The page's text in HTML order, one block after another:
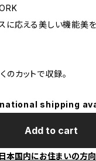
に応える美しい機能美
カットで収録。
shipping
Add to cart
日本国内にお住まいの方